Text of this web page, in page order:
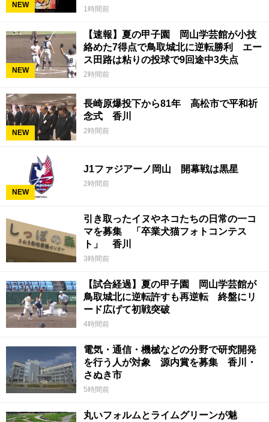
NEW 1時間前
NEW
【速報】夏の甲子園 岡山学芸館が小技
絡めた7得点で鳥取城北に逆転勝利 エー
ス田路は粘りの投球で9回途中3失点
2時間前
NEW
長崎原爆投下から81年 高松市で平和祈
念式 香川
2時間前
NEW
J1ファジアーノ岡山 開幕戦は黒星
2時間前
引き取ったイヌやネコたちの日常の一コ
マを募集 「卒業犬猫フォトコンテス
ト」 香川
3時間前
【試合経過】夏の甲子園 岡山学芸館が
鳥取城北に逆転許すも再逆転 終盤にリ
ード広げて初戦突破
4時間前
電気・通信・機械などの分野で研究開発
を行う人が対象 源内賞を募集 香川・
さぬき市
5時間前
丸いフォルムとライムグリーンが魅